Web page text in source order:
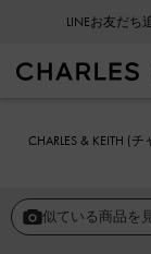
LINEお友だち
CHARLES & KEITH (
似ている商品を